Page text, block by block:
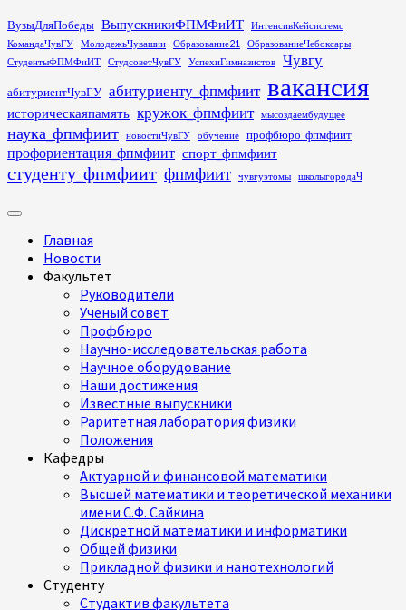
Перейти
к
содержимому
ВузыДляПобеды ВыпускникиФПМФиИТ
ИнтенсивКейсистемс
КомандаЧувГУ
МолодежьЧувашии Образование21
ОбразованиеЧебоксары
СтудентыФПМФиИТ
СтудсоветЧувГУ УспехиГимназистов Чувгу
абитуриентЧувГУ абитуриенту_фпмфиит вакансия
историческаяпамять кружок_фпмфиит мысоздаембудущее
наука_фпмфиит новостиЧувГУ обучение профбюро_фпмфиит
профориентация_фпмфиит спорт_фпмфиит
студенту_фпмфиит фпмфиит чувгуэтомы школыгородаЧ
Основное
Главная
Новости
Факультет
Руководители
Ученый совет
Профбюро
Научно-исследовательская работа
Научное оборудование
Наши достижения
Известные выпускники
Раритетная лаборатория физики
Положения
Кафедры
Актуарной и финансовой математики
Высшей математики и теоретической механики
имени С.Ф. Сайкина
Дискретной математики и информатики
Общей физики
Прикладной физики и нанотехнологий
Студенту
Студактив факультета